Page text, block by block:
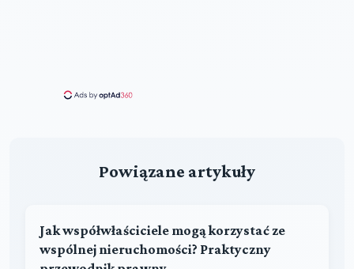
Powiązane artykuły
Jak współwłaściciele mogą korzystać ze
wspólnej nieruchomości? Praktyczny